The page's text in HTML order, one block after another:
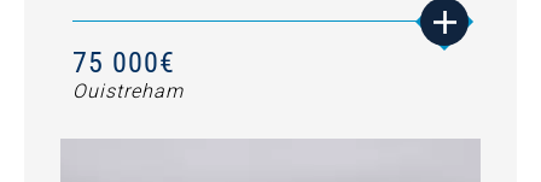
75 000€
Ouistreham